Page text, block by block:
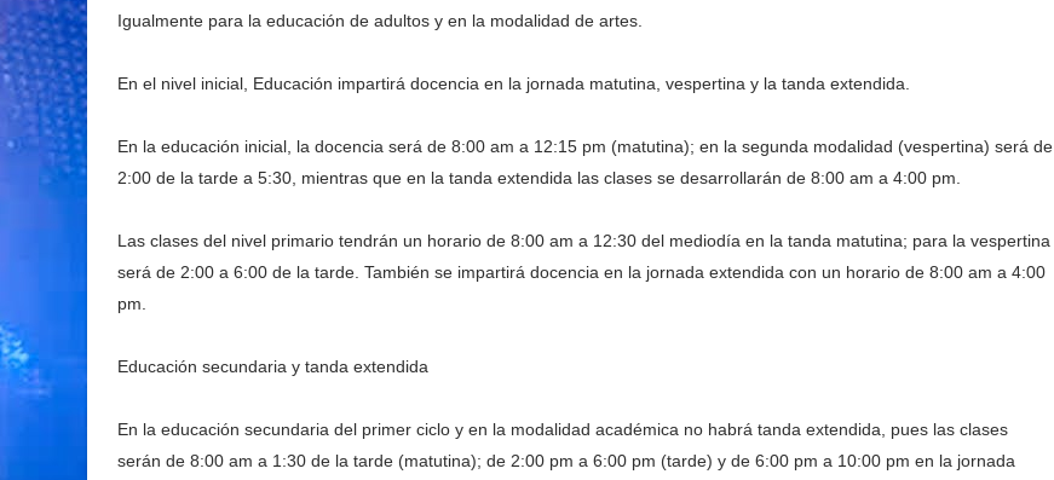
Igualmente para la educación de adultos y en la modalidad de artes.
En el nivel inicial, Educación impartirá docencia en la jornada matutina, vespertina y la tanda extendida.
En la educación inicial, la docencia será de 8:00 am a 12:15 pm (matutina); en la segunda modalidad (vespertina) será de
2:00 de la tarde a 5:30, mientras que en la tanda extendida las clases se desarrollarán de 8:00 am a 4:00 pm.
Las clases del nivel primario tendrán un horario de 8:00 am a 12:30 del mediodía en la tanda matutina; para la vespertina
será de 2:00 a 6:00 de la tarde. También se impartirá docencia en la jornada extendida con un horario de 8:00 am a 4:00
pm.
Educación secundaria y tanda extendida
En la educación secundaria del primer ciclo y en la modalidad académica no habrá tanda extendida, pues las clases
serán de 8:00 am a 1:30 de la tarde (matutina); de 2:00 pm a 6:00 pm (tarde) y de 6:00 pm a 10:00 pm en la jornada